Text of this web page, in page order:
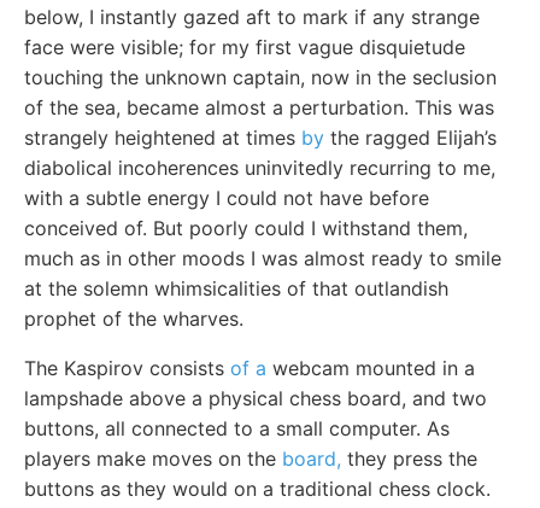
below, I instantly gazed aft to mark if any strange
face were visible; for my first vague disquietude
touching the unknown captain, now in the seclusion
of the sea, became almost a perturbation. This was
strangely heightened at times by the ragged Elijah’s
diabolical incoherences uninvitedly recurring to me,
with a subtle energy I could not have before
conceived of. But poorly could I withstand them,
much as in other moods I was almost ready to smile
at the solemn whimsicalities of that outlandish
prophet of the wharves.
The Kaspirov consists of a webcam mounted in a
lampshade above a physical chess board, and two
buttons, all connected to a small computer. As
players make moves on the board, they press the
buttons as they would on a traditional chess clock.